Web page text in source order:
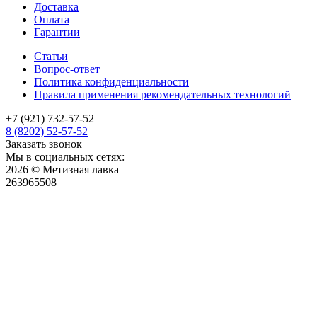
Доставка
Оплата
Гарантии
Статьи
Вопрос-ответ
Политика конфиденциальности
Правила применения рекомендательных технологий
+7 (921) 732-57-52
8 (8202) 52-57-52
Заказать звонок
Мы в социальных сетях:
2026 © Метизная лавка
263965508